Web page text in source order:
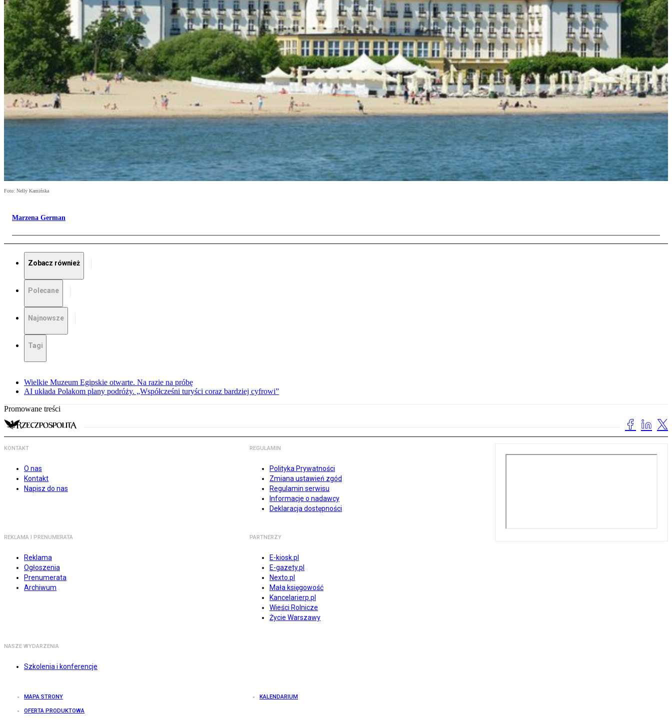
Foto: Nelly Kamińska
Marzena German
Zobacz również
Polecane
Najnowsze
Tagi
Wielkie Muzeum Egipskie otwarte. Na razie na próbę
AI układa Polakom plany podróży. „Współcześni turyści coraz bardziej cyfrowi”
Promowane treści
KONTAKT
O nas
Kontakt
Napisz do nas
REGULAMIN
Polityka Prywatności
Zmiana ustawień zgód
Regulamin serwisu
Informacje o nadawcy
Deklaracja dostępności
REKLAMA I PRENUMERATA
Reklama
Ogłoszenia
Prenumerata
Archiwum
PARTNERZY
E-kiosk.pl
E-gazety.pl
Nexto.pl
Mała księgowość
Kancelarierp.pl
Wieści Rolnicze
Życie Warszawy
NASZE WYDARZENIA
Szkolenia i konferencje
MAPA STRONY KALENDARIUM
OFERTA PRODUKTOWA